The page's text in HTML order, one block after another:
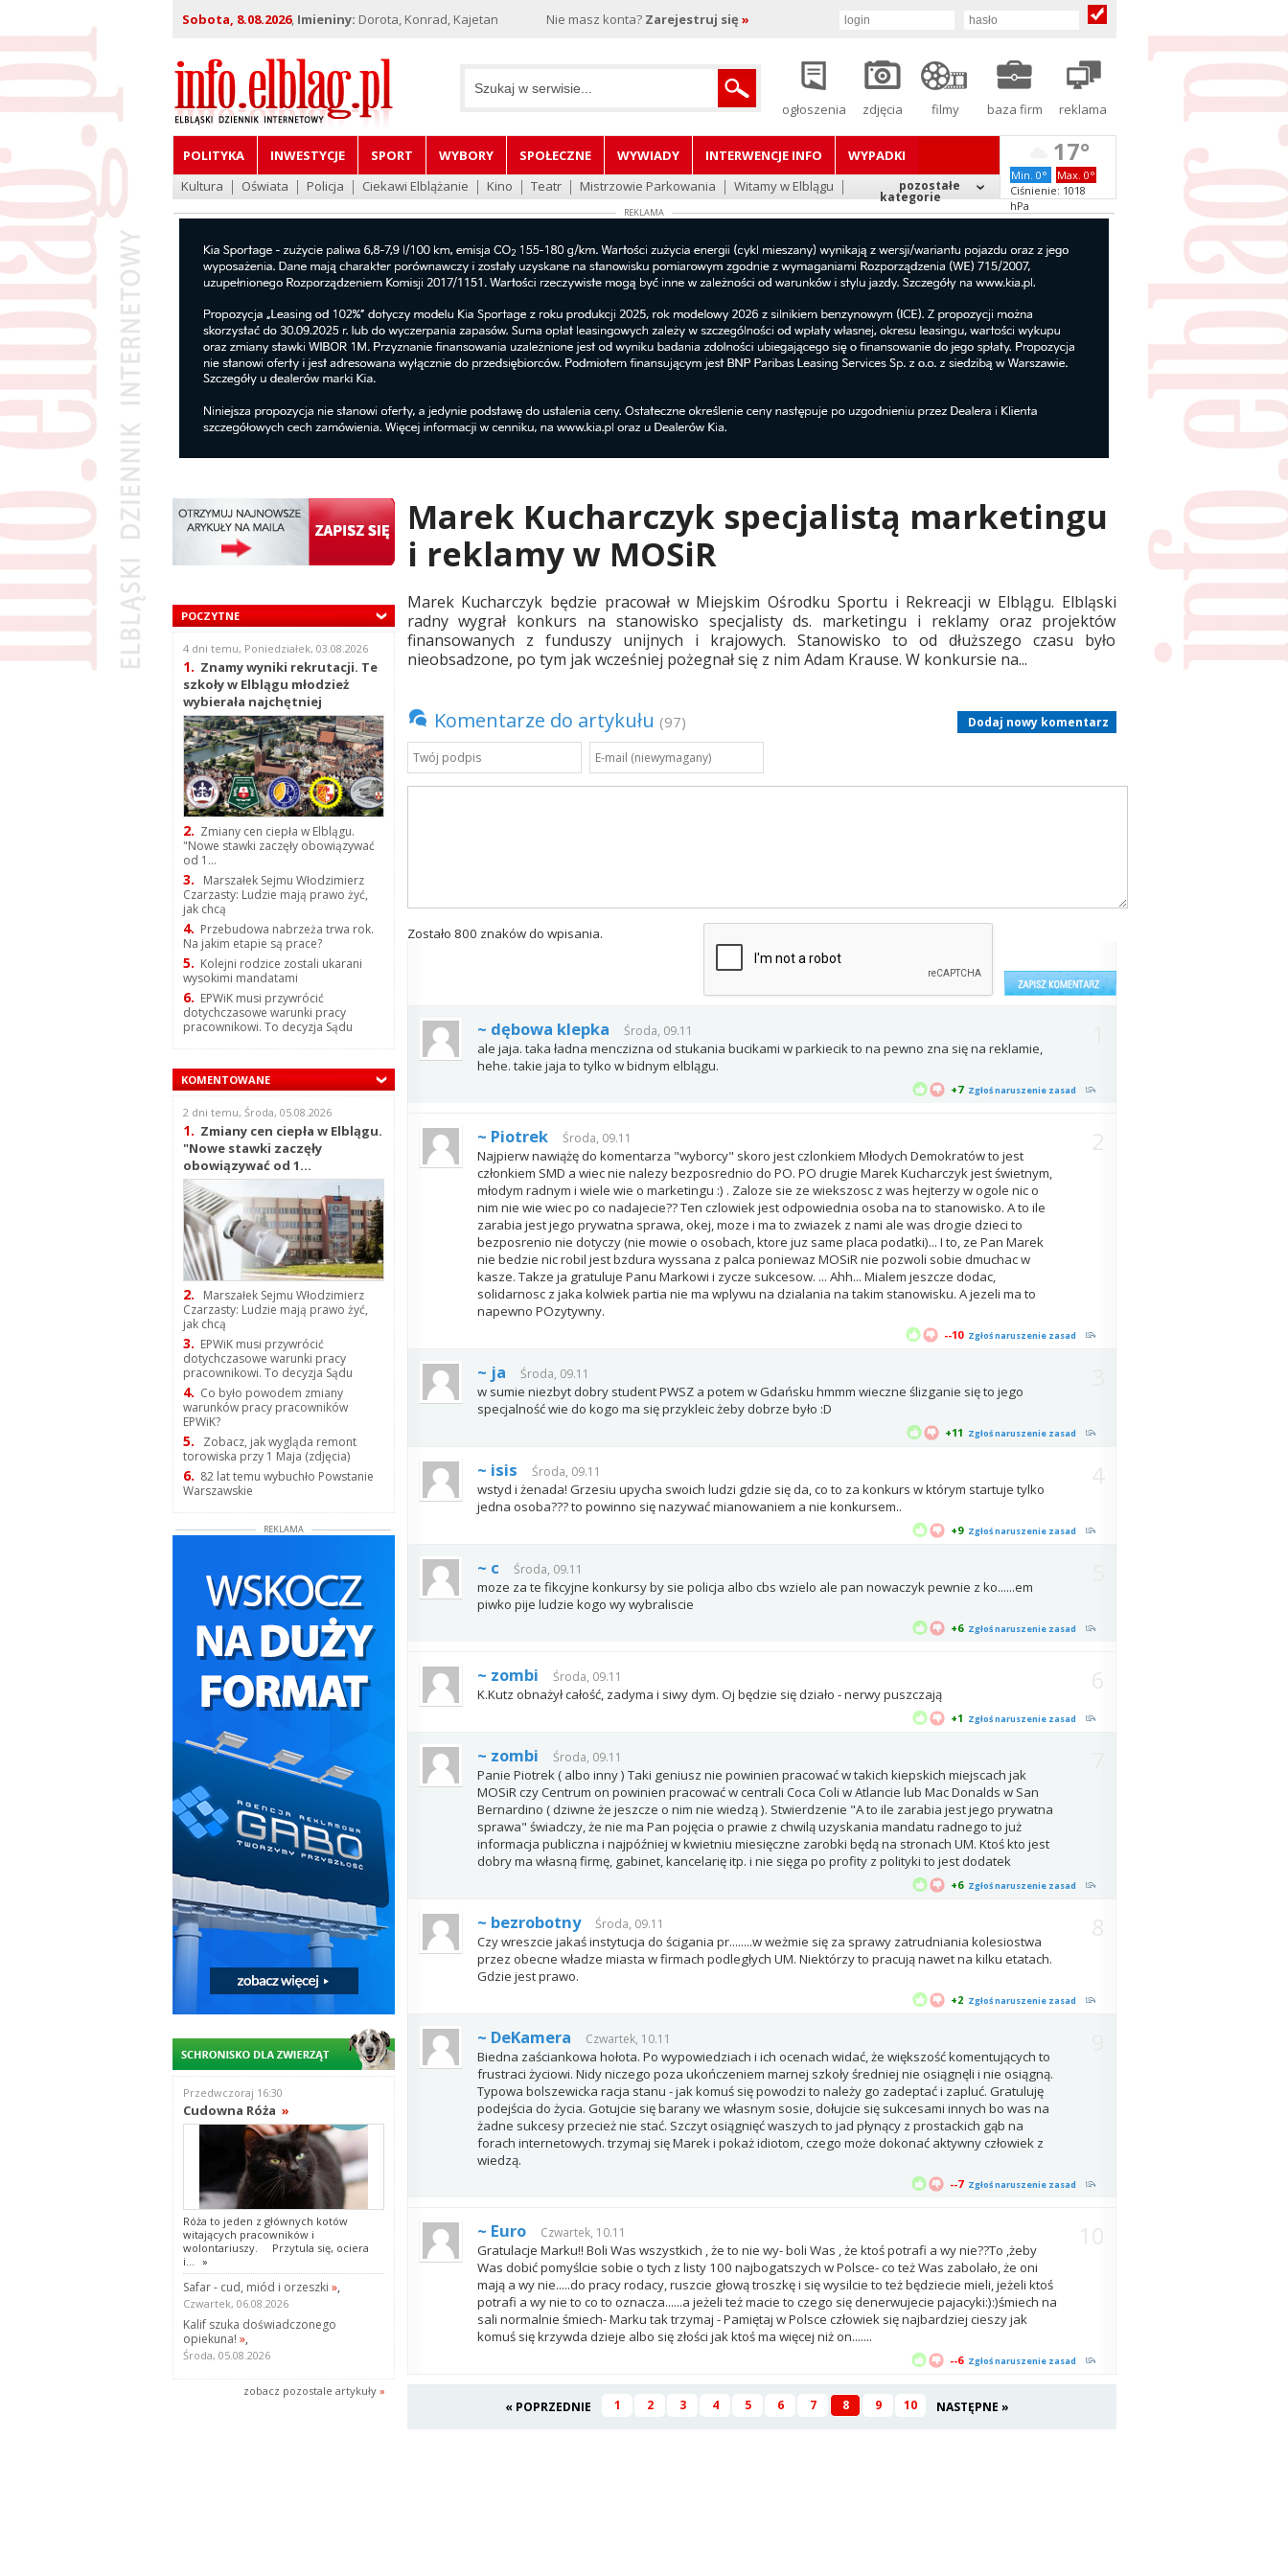
Sobota, 8.08.2026, Imieniny: Dorota, Konrad, Kajetan Nie masz konta? Zarejestruj się »
ogłoszenia zdjęcia filmy baza firm reklama
POLITYKA INWESTYCJE SPORT WYBORY SPOŁECZNE WYWIADY INTERWENCJE INFO
WYPADKI
Kultura
Oświata Policja Ciekawi Elblążanie Kino Teatr Mistrzowie Parkowania Witamy w Elblągu pozostałe
kategorie
17°
Min. 0°
Max. 0°
Ciśnienie: 1018
hPa
REKLAMA
POCZYTNE
4 dni temu, Poniedziałek, 03.08.2026
1. Znamy wyniki rekrutacji. Te
szkoły w Elblągu młodzież
wybierała najchętniej
2. Zmiany cen ciepła w Elblągu.
"Nowe stawki zaczęły obowiązywać
od 1...
3.
Marszałek Sejmu Włodzimierz
Czarzasty: Ludzie mają prawo żyć,
jak chcą
4. Przebudowa nabrzeża trwa rok.
Na jakim etapie są prace?
5. Kolejni rodzice zostali ukarani
wysokimi mandatami
6. EPWiK musi przywrócić
dotychczasowe warunki pracy
pracownikowi. To decyzja Sądu
KOMENTOWANE
2 dni temu, Środa, 05.08.2026
1. Zmiany cen ciepła w Elblągu.
"Nowe stawki zaczęły
obowiązywać od 1...
2.
Marszałek Sejmu Włodzimierz
Czarzasty: Ludzie mają prawo żyć,
jak chcą
3. EPWiK musi przywrócić
dotychczasowe warunki pracy
pracownikowi. To decyzja Sądu
4. Co było powodem zmiany
warunków pracy pracowników
EPWiK?
5.
Zobacz, jak wygląda remont
torowiska przy 1 Maja (zdjęcia)
6. 82 lat temu wybuchło Powstanie
Warszawskie
REKLAMA
Przedwczoraj 16:30
Cudowna Róża »
Róża to jeden z głównych kotów
witających pracowników i
wolontariuszy. Przytula się, ociera
i... »
Safar - cud, miód i orzeszki »,
Czwartek, 06.08.2026
Kalif szuka doświadczonego
opiekuna! »,
Środa, 05.08.2026
zobacz pozostale artykuły »
Marek Kucharczyk specjalistą marketingu
i reklamy w MOSiR
Marek Kucharczyk będzie pracował w Miejskim Ośrodku Sportu i Rekreacji w Elblągu. Elbląski
radny wygrał konkurs na stanowisko specjalisty ds. marketingu i reklamy oraz projektów
finansowanych z funduszy unijnych i krajowych. Stanowisko to od dłuższego czasu było
nieobsadzone, po tym jak wcześniej pożegnał się z nim Adam Krause. W konkursie na...
Komentarze do artykułu (97) Dodaj nowy komentarz
Zostało 800 znaków do wpisania.
+7
~ dębowa klepka Środa, 09.11
ale jaja. taka ładna menczizna od stukania bucikami w parkiecik to na pewno zna się na reklamie,
hehe. takie jaja to tylko w bidnym elblągu.
Zgłoś naruszenie zasad
--10
~ Piotrek Środa, 09.11
Najpierw nawiążę do komentarza "wyborcy" skoro jest czlonkiem Młodych Demokratów to jest
członkiem SMD a wiec nie nalezy bezposrednio do PO. PO drugie Marek Kucharczyk jest świetnym,
młodym radnym i wiele wie o marketingu :) . Zaloze sie ze wiekszosc z was hejterzy w ogole nic o
nim nie wie wiec po co nadajecie?? Ten czlowiek jest odpowiednia osoba na to stanowisko. A to ile
zarabia jest jego prywatna sprawa, okej, moze i ma to zwiazek z nami ale was drogie dzieci to
bezposrenio nie dotyczy (nie mowie o osobach, ktore juz same placa podatki)... I to, ze Pan Marek
nie bedzie nic robil jest bzdura wyssana z palca poniewaz MOSiR nie pozwoli sobie dmuchac w
kasze. Takze ja gratuluje Panu Markowi i zycze sukcesow. ... Ahh... Mialem jeszcze dodac,
solidarnosc z jaka kolwiek partia nie ma wplywu na dzialania na takim stanowisku. A jezeli ma to
napewno POzytywny.
Zgłoś naruszenie zasad
+11
~ ja Środa, 09.11
w sumie niezbyt dobry student PWSZ a potem w Gdańsku hmmm wieczne ślizganie się to jego
specjalność wie do kogo ma się przykleic żeby dobrze było :D
Zgłoś naruszenie zasad
+9
~ isis Środa, 09.11
wstyd i żenada! Grzesiu upycha swoich ludzi gdzie się da, co to za konkurs w którym startuje tylko
jedna osoba??? to powinno się nazywać mianowaniem a nie konkursem..
Zgłoś naruszenie zasad
+6
~ c Środa, 09.11
moze za te fikcyjne konkursy by sie policja albo cbs wzielo ale pan nowaczyk pewnie z ko......em
piwko pije ludzie kogo wy wybraliscie
Zgłoś naruszenie zasad
+1
~ zombi Środa, 09.11
K.Kutz obnażył całość, zadyma i siwy dym. Oj będzie się działo - nerwy puszczają
Zgłoś naruszenie zasad
+6
~ zombi Środa, 09.11
Panie Piotrek ( albo inny ) Taki geniusz nie powinien pracować w takich kiepskich miejscach jak
MOSiR czy Centrum on powinien pracować w centrali Coca Coli w Atlancie lub Mac Donalds w San
Bernardino ( dziwne że jeszcze o nim nie wiedzą ). Stwierdzenie "A to ile zarabia jest jego prywatna
sprawa" świadczy, że nie ma Pan pojęcia o prawie z chwilą uzyskania mandatu radnego to już
informacja publiczna i najpóźniej w kwietniu miesięczne zarobki będą na stronach UM. Ktoś kto jest
dobry ma własną firmę, gabinet, kancelarię itp. i nie sięga po profity z polityki to jest dodatek
Zgłoś naruszenie zasad
+2
~ bezrobotny Środa, 09.11
Czy wreszcie jakaś instytucja do ścigania pr........w weżmie się za sprawy zatrudniania kolesiostwa
przez obecne władze miasta w firmach podległych UM. Niektórzy to pracują nawet na kilku etatach.
Gdzie jest prawo.
Zgłoś naruszenie zasad
--7
~ DeKamera Czwartek, 10.11
Biedna zaściankowa hołota. Po wypowiedziach i ich ocenach widać, że większość komentujących to
frustraci życiowi. Nidy niczego poza ukończeniem marnej szkoły średniej nie osiągnęli i nie osiągną.
Typowa bolszewicka racja stanu - jak komuś się powodzi to należy go zadeptać i zapluć. Gratuluję
podejścia do życia. Gotujcie się barany we własnym sosie, dołujcie się sukcesami innych bo was na
żadne sukcesy przecież nie stać. Szczyt osiągnięć waszych to jad płynący z prostackich gąb na
forach internetowych. trzymaj się Marek i pokaż idiotom, czego może dokonać aktywny człowiek z
wiedzą.
Zgłoś naruszenie zasad
--6
~ Euro Czwartek, 10.11
Gratulacje Marku!! Boli Was wszystkich , że to nie wy- boli Was , że ktoś potrafi a wy nie??To ,żeby
Was dobić pomyślcie sobie o tych z listy 100 najbogatszych w Polsce- co też Was zabolało, że oni
mają a wy nie.....do pracy rodacy, ruszcie głową troszkę i się wysilcie to też będziecie mieli, jeżeli ktoś
potrafi a wy nie to co to oznacza......a jeżeli też macie to czego się denerwujecie pajacyki:):)śmiech na
sali normalnie śmiech- Marku tak trzymaj - Pamiętaj w Polsce człowiek się najbardziej cieszy jak
komuś się krzywda dzieje albo się złości jak ktoś ma więcej niż on.......
Zgłoś naruszenie zasad
« POPRZEDNIE 1 2 3 4 5 6 7 8 9 10 NASTĘPNE »